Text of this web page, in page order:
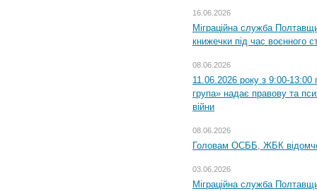
16.06.2026
Міграційна служба
книжечки під час воєнного
08.06.2026
11.06.2026 року з 9:00-13:00
група» надає правову та
війни
08.06.2026
Головам ОСББ, ЖБК
03.06.2026
Міграційна служба